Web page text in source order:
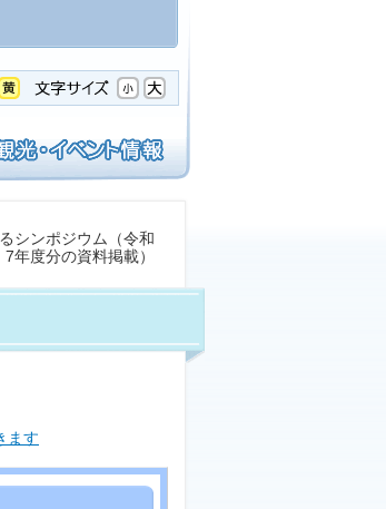
シンポジウム（令和
7年度分の資料掲載）